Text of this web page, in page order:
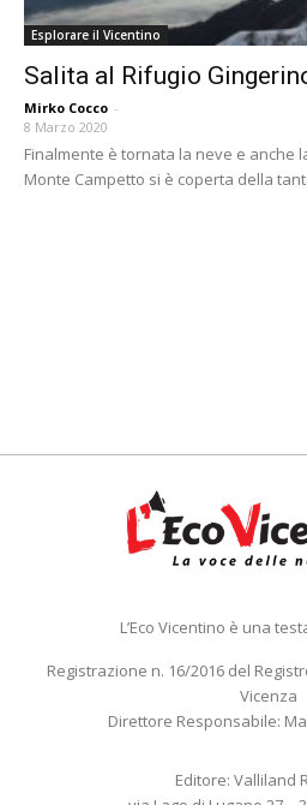
Esplorare il Vicentino
Salita al Rifugio
Mirko Cocco -
8 Marzo 2020
Finalmente è tornata la neve e anche
Monte Campetto si è coperta della
L’Eco Vicentino è una
Registrazione n. 16/2016 del
Vicenza
Direttore Responsabile:
Editore: Valliland